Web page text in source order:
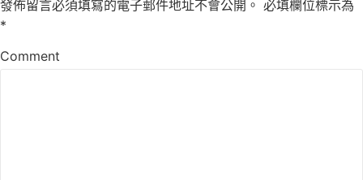
發佈留言必須填寫的電子郵件地址不會公開。 必填欄位標示為
*
Comment